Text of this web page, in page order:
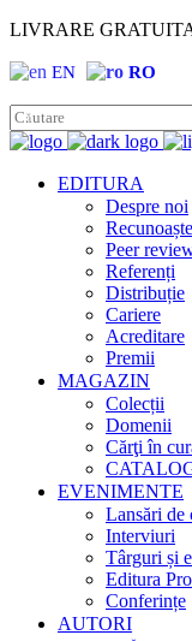
LIVRARE
EN RO
EDITURA
Despre noi
Peer
Referenți
Distribuție
Cariere
Acreditare
Premii
MAGAZIN
Colecții
Domenii
Cărţi în
EVENIMENTE
Lansări de
Interviuri
Târguri și
Editura
Conferințe
AUTORI